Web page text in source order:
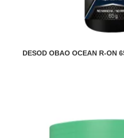
DESOD OBAO OCEAN R-ON